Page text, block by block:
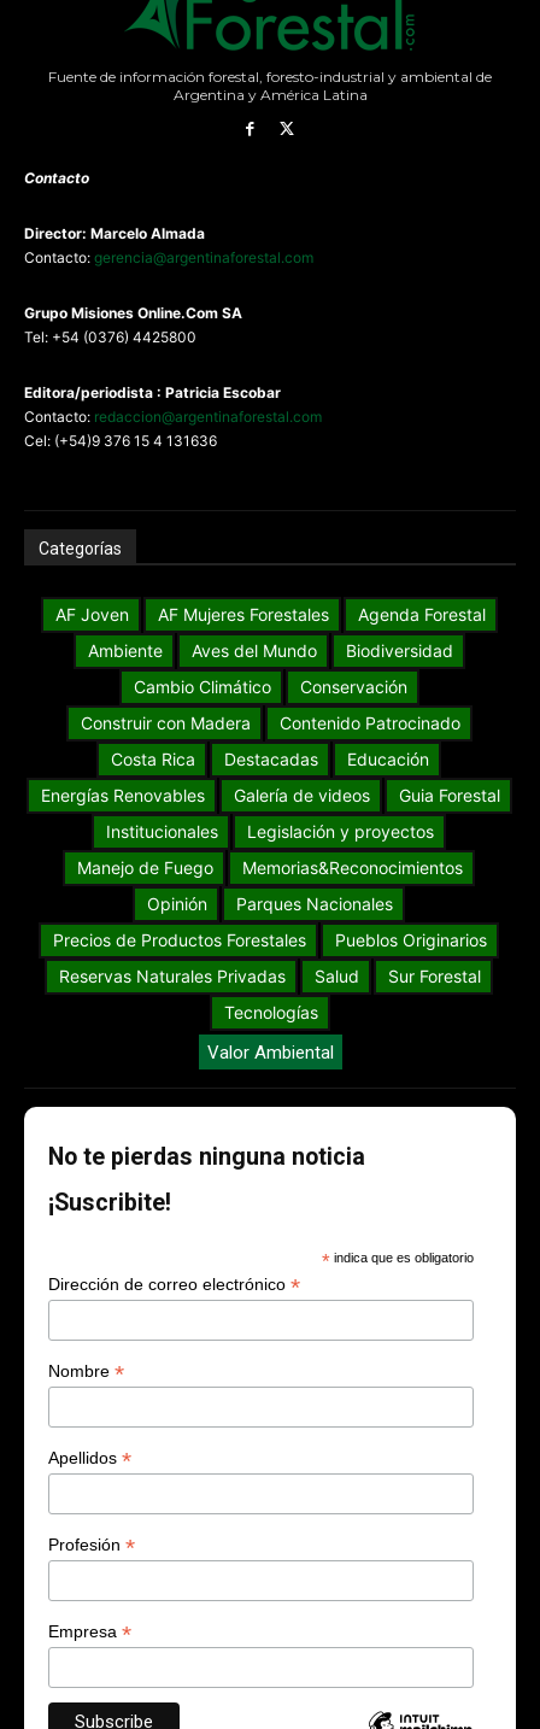
Fuente de información forestal, foresto-industrial y ambiental de
Argentina y América Latina
Contacto
Director: Marcelo Almada
Contacto: gerencia@argentinaforestal.com
Grupo Misiones Online.Com SA
Tel: +54 (0376) 4425800
Editora/periodista : Patricia Escobar
Contacto: redaccion@argentinaforestal.com
Cel: (+54)9 376 15 4 131636
Categorías
AF Joven AF Mujeres Forestales
Agenda Forestal
Ambiente
Aves del Mundo
Biodiversidad
Cambio Climático
Conservación
Construir con Madera
Contenido Patrocinado
Costa Rica
Destacadas
Educación
Energías Renovables
Galería de videos
Guia Forestal
Institucionales
Legislación y proyectos
Manejo de Fuego
Memorias&Reconocimientos
Opinión
Parques Nacionales
Precios de Productos Forestales
Pueblos Originarios
Reservas Naturales Privadas
Salud
Sur Forestal
Tecnologías
Valor Ambiental
No te pierdas ninguna noticia
¡Suscribite!
* indica que es obligatorio
Dirección de correo electrónico *
Nombre *
Apellidos *
Profesión *
Empresa *